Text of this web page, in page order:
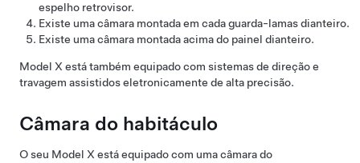
espelho retrovisor.
Existe uma câmara montada em cada guarda-lamas dianteiro.
Existe uma câmara montada acima do painel dianteiro.
Model X está também equipado com sistemas de direção e
travagem assistidos eletronicamente de alta precisão.
Câmara do habitáculo
O seu Model X está equipado com uma câmara do